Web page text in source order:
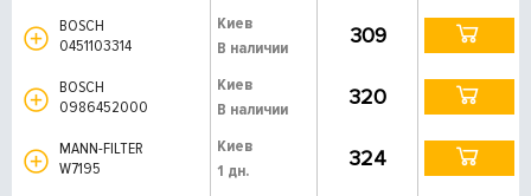
BOSCH
0451103314
Киев
В наличии
309
BOSCH
0986452000
Киев
В наличии
320
MANN-FILTER
W7195
Киев
1 дн.
324